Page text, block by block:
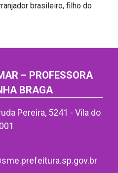
brasileiro, filho do
– PROFESSORA
BRAGA
Pereira, 5241 - Vila do